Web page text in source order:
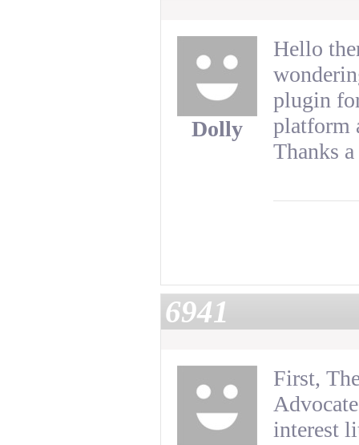
Dolly
Hello
plugin
platform
Thanks
6941
First,
interest